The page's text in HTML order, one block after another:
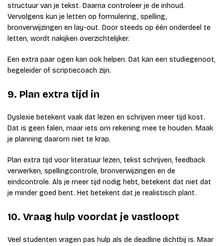
structuur van je tekst. Daarna controleer je de inhoud.
Vervolgens kun je letten op formulering, spelling,
bronverwijzingen en lay-out. Door steeds op één onderdeel te
letten, wordt nakijken overzichtelijker.
Een extra paar ogen kan ook helpen. Dat kan een studiegenoot,
begeleider of scriptiecoach zijn.
9. Plan extra tijd in
Dyslexie betekent vaak dat lezen en schrijven meer tijd kost.
Dat is geen falen, maar iets om rekening mee te houden. Maak
je planning daarom niet te krap.
Plan extra tijd voor literatuur lezen, tekst schrijven, feedback
verwerken, spellingcontrole, bronverwijzingen en de
eindcontrole. Als je meer tijd nodig hebt, betekent dat niet dat
je minder goed bent. Het betekent dat je realistisch plant.
10. Vraag hulp voordat je vastloopt
Veel studenten vragen pas hulp als de deadline dichtbij is. Maar